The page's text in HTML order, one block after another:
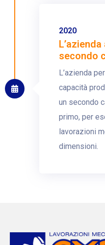
2020
secondo
L’azienda
capacità
un secondo
primo, per
lavorazioni
dimensioni.